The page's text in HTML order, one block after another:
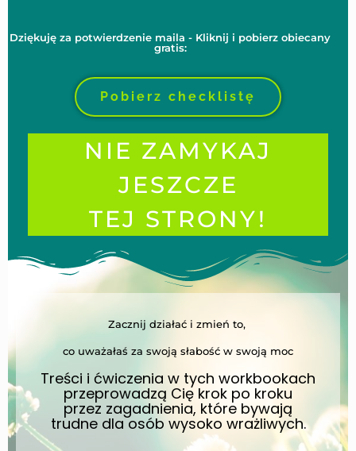
Dziękuję za potwierdzenie maila - Kliknij i pobierz obiecany
gratis:
Pobierz checklistę
NIE ZAMYKAJ
JESZCZE
TEJ STRONY!
Zacznij działać i zmień to,
co uważałaś za swoją słabość w swoją moc
Treści i ćwiczenia w tych workbookach
przeprowadzą Cię krok po kroku
przez zagadnienia, które bywają
trudne dla osób wysoko wrażliwych.